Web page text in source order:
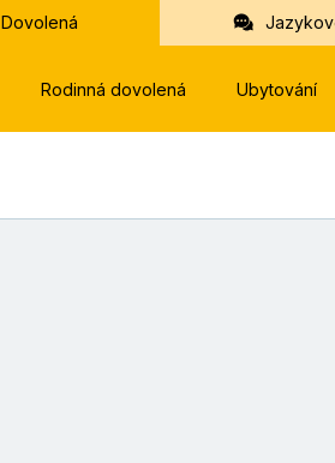
Dovolená
Rodinná dovolená Ubytování